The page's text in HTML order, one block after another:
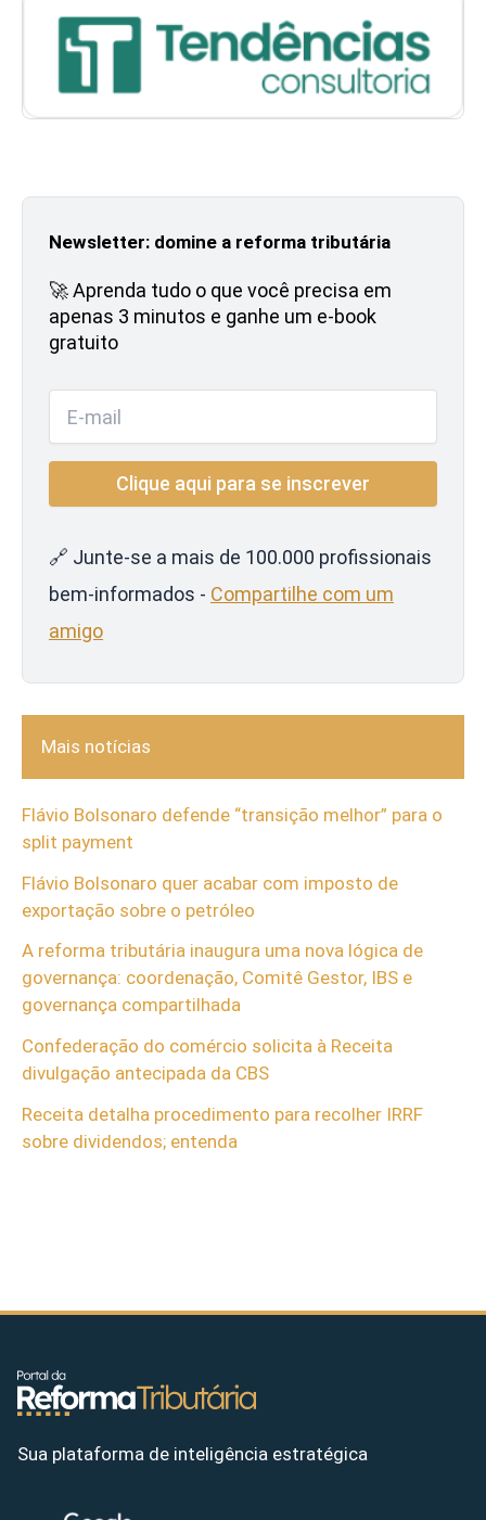
Newsletter: domine a reforma tributária
🚀 Aprenda tudo o que você precisa em
apenas 3 minutos e ganhe um e-book
gratuito
🔗 Junte-se a mais de 100.000 profissionais
bem-informados - Compartilhe com um
amigo
Mais notícias
Flávio Bolsonaro defende “transição melhor” para o
split payment
Flávio Bolsonaro quer acabar com imposto de
exportação sobre o petróleo
A reforma tributária inaugura uma nova lógica de
governança: coordenação, Comitê Gestor, IBS e
governança compartilhada
Confederação do comércio solicita à Receita
divulgação antecipada da CBS
Receita detalha procedimento para recolher IRRF
sobre dividendos; entenda
Sua plataforma de inteligência estratégica